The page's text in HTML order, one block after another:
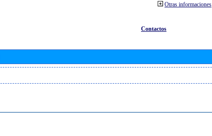
Otras informaciones
Contactos